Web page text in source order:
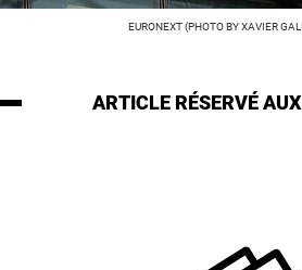
EURONEXT (PHOTO BY XAVIER
ARTICLE RÉSERVÉ